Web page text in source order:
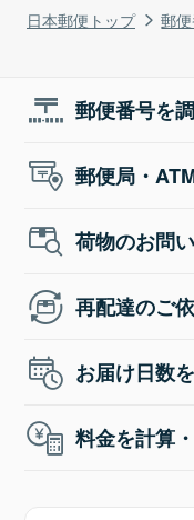
日本郵便トップ 郵
郵便番号を
郵便局・
荷物のお問
再配達のご
お届け日数
料金を計算